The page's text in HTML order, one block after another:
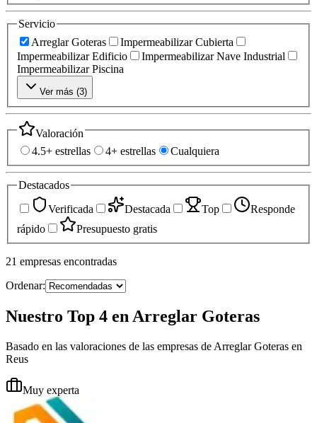
Servicio
Arreglar Goteras
Impermeabilizar Cubierta
Impermeabilizar Edificio
Impermeabilizar Nave Industrial
Impermeabilizar Piscina
Ver más (3)
Valoración
4.5+ estrellas
4+ estrellas Cualquiera
Destacados
Verificada
Destacada Top
Responde
rápido
Presupuesto gratis
21 empresas encontradas
Ordenar:
Nuestro Top 4 en Arreglar Goteras
Basado en las valoraciones de las empresas de Arreglar Goteras en
Reus
Muy experta